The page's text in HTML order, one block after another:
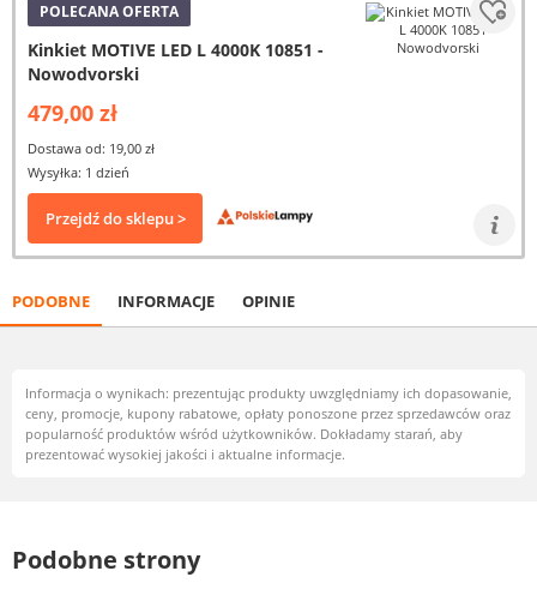
POLECANA OFERTA
Kinkiet MOTIVE LED L 4000K 10851 -
Nowodvorski
479,00 zł
Dostawa od: 19,00 zł
Wysyłka: 1 dzień
Przejdź do sklepu >
PODOBNE INFORMACJE OPINIE
Informacja o wynikach: prezentując produkty uwzględniamy ich dopasowanie,
ceny, promocje, kupony rabatowe, opłaty ponoszone przez sprzedawców oraz
popularność produktów wśród użytkowników. Dokładamy starań, aby
prezentować wysokiej jakości i aktualne informacje.
Podobne strony